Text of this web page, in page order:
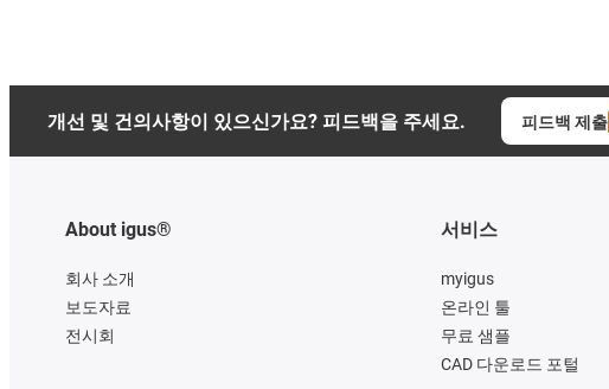
개선 및 건의사항이 있으신가요? 피드백을 주세요. 피드백 제출
About igus®
회사 소개
보도자료
전시회
서비스
myigus
온라인 툴
무료 샘플
CAD 다운로드 포털